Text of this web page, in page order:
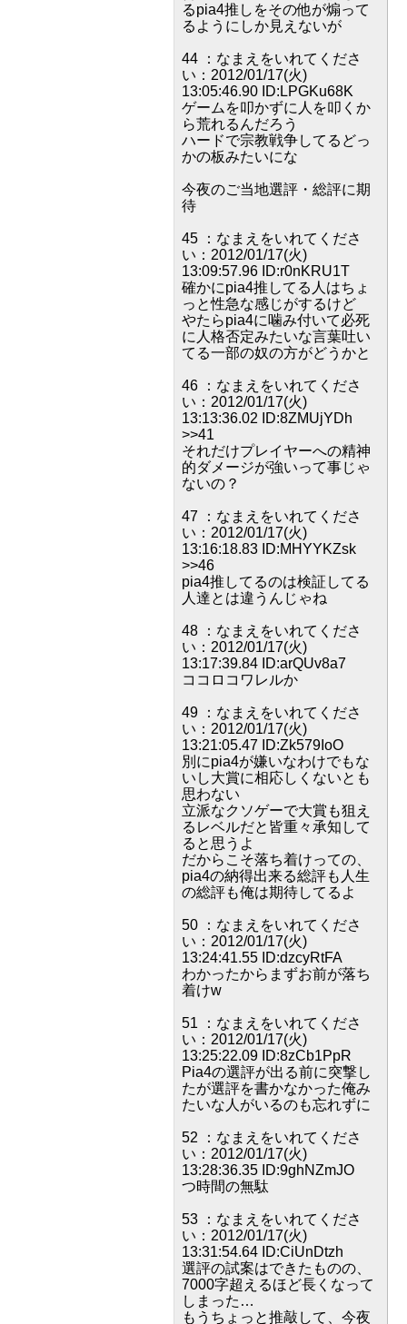
るpia4推しをその他が煽って
るようにしか見えないが
44 ：なまえをいれてくださ
い：2012/01/17(火)
13:05:46.90 ID:LPGKu68K
ゲームを叩かずに人を叩くか
ら荒れるんだろう
ハードで宗教戦争してるどっ
かの板みたいにな
今夜のご当地選評・総評に期
待
45 ：なまえをいれてくださ
い：2012/01/17(火)
13:09:57.96 ID:r0nKRU1T
確かにpia4推してる人はちょ
っと性急な感じがするけど
やたらpia4に噛み付いて必死
に人格否定みたいな言葉吐い
てる一部の奴の方がどうかと
46 ：なまえをいれてくださ
い：2012/01/17(火)
13:13:36.02 ID:8ZMUjYDh
>>41
それだけプレイヤーへの精神
的ダメージが強いって事じゃ
ないの？
47 ：なまえをいれてくださ
い：2012/01/17(火)
13:16:18.83 ID:MHYYKZsk
>>46
pia4推してるのは検証してる
人達とは違うんじゃね
48 ：なまえをいれてくださ
い：2012/01/17(火)
13:17:39.84 ID:arQUv8a7
ココロコワレルか
49 ：なまえをいれてくださ
い：2012/01/17(火)
13:21:05.47 ID:Zk579IoO
別にpia4が嫌いなわけでもな
いし大賞に相応しくないとも
思わない
立派なクソゲーで大賞も狙え
るレベルだと皆重々承知して
ると思うよ
だからこそ落ち着けっての、
pia4の納得出来る総評も人生
の総評も俺は期待してるよ
50 ：なまえをいれてくださ
い：2012/01/17(火)
13:24:41.55 ID:dzcyRtFA
わかったからまずお前が落ち
着けw
51 ：なまえをいれてくださ
い：2012/01/17(火)
13:25:22.09 ID:8zCb1PpR
Pia4の選評が出る前に突撃し
たが選評を書かなかった俺み
たいな人がいるのも忘れずに
52 ：なまえをいれてくださ
い：2012/01/17(火)
13:28:36.35 ID:9ghNZmJO
つ時間の無駄
53 ：なまえをいれてくださ
い：2012/01/17(火)
13:31:54.64 ID:CiUnDtzh
選評の試案はできたものの、
7000字超えるほど長くなって
しまった…
もうちょっと推敲して、今夜